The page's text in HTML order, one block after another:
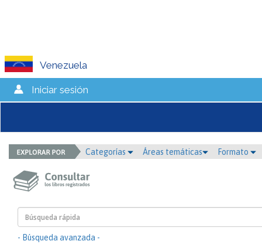
Venezuela
Iniciar sesión
Categorías Áreas temáticas Formato
- Búsqueda avanzada -